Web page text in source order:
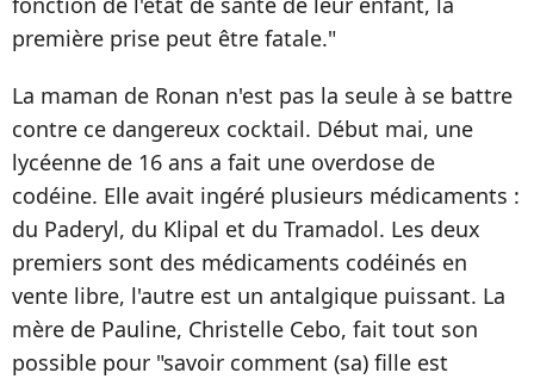
première prise peut être fatale."
La maman de Ronan n'est pas la seule à se battre
contre ce dangereux cocktail. Début mai, une
lycéenne de 16 ans a fait une overdose de
codéine. Elle avait ingéré plusieurs médicaments :
du Paderyl, du Klipal et du Tramadol. Les deux
premiers sont des médicaments codéinés en
vente libre, l'autre est un antalgique puissant. La
mère de Pauline, Christelle Cebo, fait tout son
possible pour "savoir comment (sa) fille est